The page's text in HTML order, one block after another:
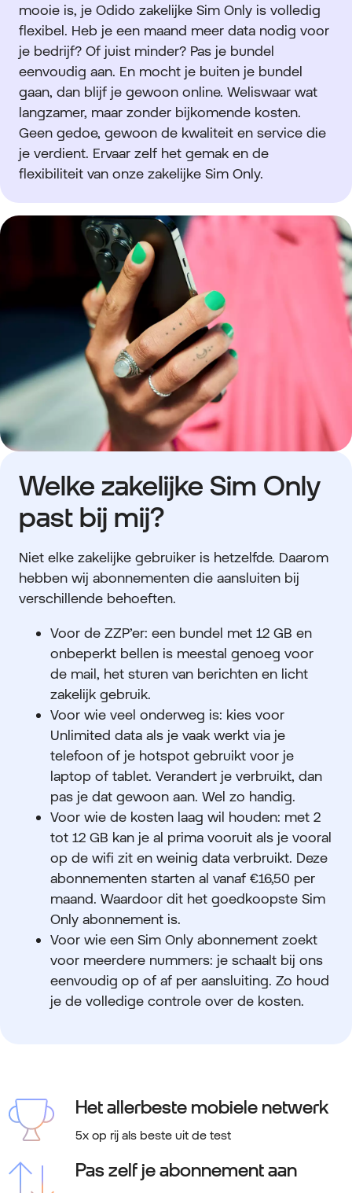
mooie is, je Odido zakelijke Sim Only is volledig
flexibel. Heb je een maand meer data nodig voor
je bedrijf? Of juist minder? Pas je bundel
eenvoudig aan. En mocht je buiten je bundel
gaan, dan blijf je gewoon online. Weliswaar wat
langzamer, maar zonder bijkomende kosten.
Geen gedoe, gewoon de kwaliteit en service die
je verdient. Ervaar zelf het gemak en de
flexibiliteit van onze zakelijke Sim Only.
Welke zakelijke Sim Only
past bij mij?
Niet elke zakelijke gebruiker is hetzelfde. Daarom
hebben wij abonnementen die aansluiten bij
verschillende behoeften.
Voor de ZZP’er: een bundel met 12 GB en
onbeperkt bellen is meestal genoeg voor
de mail, het sturen van berichten en licht
zakelijk gebruik.
Voor wie veel onderweg is: kies voor
Unlimited data als je vaak werkt via je
telefoon of je hotspot gebruikt voor je
laptop of tablet. Verandert je verbruikt, dan
pas je dat gewoon aan. Wel zo handig.
Voor wie de kosten laag wil houden: met 2
tot 12 GB kan je al prima vooruit als je vooral
op de wifi zit en weinig data verbruikt. Deze
abonnementen starten al vanaf €16,50 per
maand. Waardoor dit het goedkoopste Sim
Only abonnement is.
Voor wie een Sim Only abonnement zoekt
voor meerdere nummers: je schaalt bij ons
eenvoudig op of af per aansluiting. Zo houd
je de volledige controle over de kosten.
Het allerbeste mobiele netwerk
5x op rij als beste uit de test
Pas zelf je abonnement aan